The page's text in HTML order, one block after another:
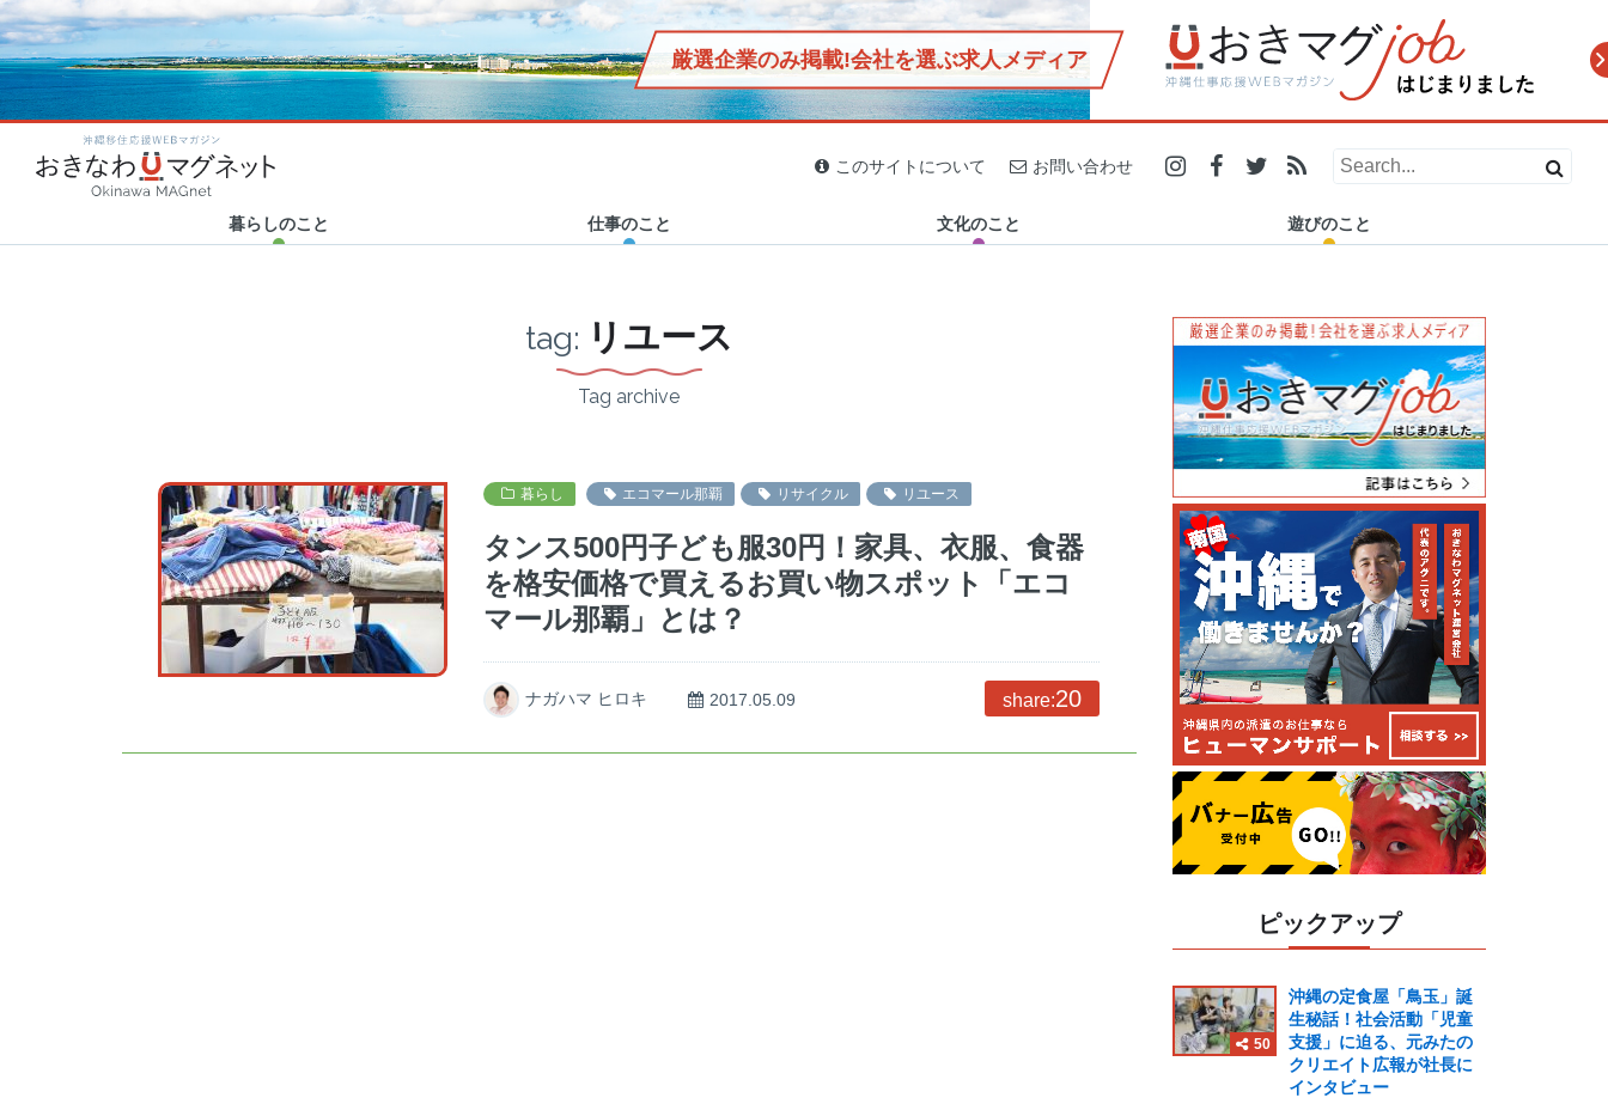
厳選企業のみ掲載!会社を選ぶ求人メディア
このサイトについて お問い合わせ
暮らしのこと
カテゴリ新着
Category new
2020.06.23
2020.04.02
2019.12.27
島に鮮魚店が多い謎！沖縄
見！愛と癒しがギュッと詰
浦添市で24時間営業の「ナ
カハラストアー」が沖縄県
仕事のこと
カテゴリ新着
Category new
2020.10.20
2020.03.16
2019.11.13
秘話！社会活動「児童支
で店舗オープン！県内で活
糸満市の電源カフェを探
す！沖縄在住フリーランス
文化のこと
カテゴリ新着
Category new
2020.04.23
2020.03.30
2019.11.29
島のB級グルメ誕生秘話！
体験！？ 「城紅型染工房」
【#残したい沖縄 エッセイ
Vol.5】残していく沖縄の魅
遊びのこと
カテゴリ新着
Category new
2020.01.31
2019.12.29
2019.12.25
する “チルアウト”な空間
守りたい」ー 沖縄でSDO認
マスターズ甲子園2019 2泊
3日密着レポート(沖縄県代
tag: リユース
Tag archive
暮らし エコマール那覇 リサイクル リユース
タンス500円子ども服30円！家具、衣服、食器
を格安価格で買えるお買い物スポット「エコ
マール那覇」とは？
ナガハマ ヒロキ 2017.05.09 share:20
ピックアップ
50
沖縄の定食屋「鳥玉」誕
生秘話！社会活動「児童
支援」に迫る、元みたの
クリエイト広報が社長に
インタビュー